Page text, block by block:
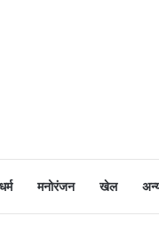
धर्म मनोरंजन खेल
नैनो डीएपी और नैनो यूरिया